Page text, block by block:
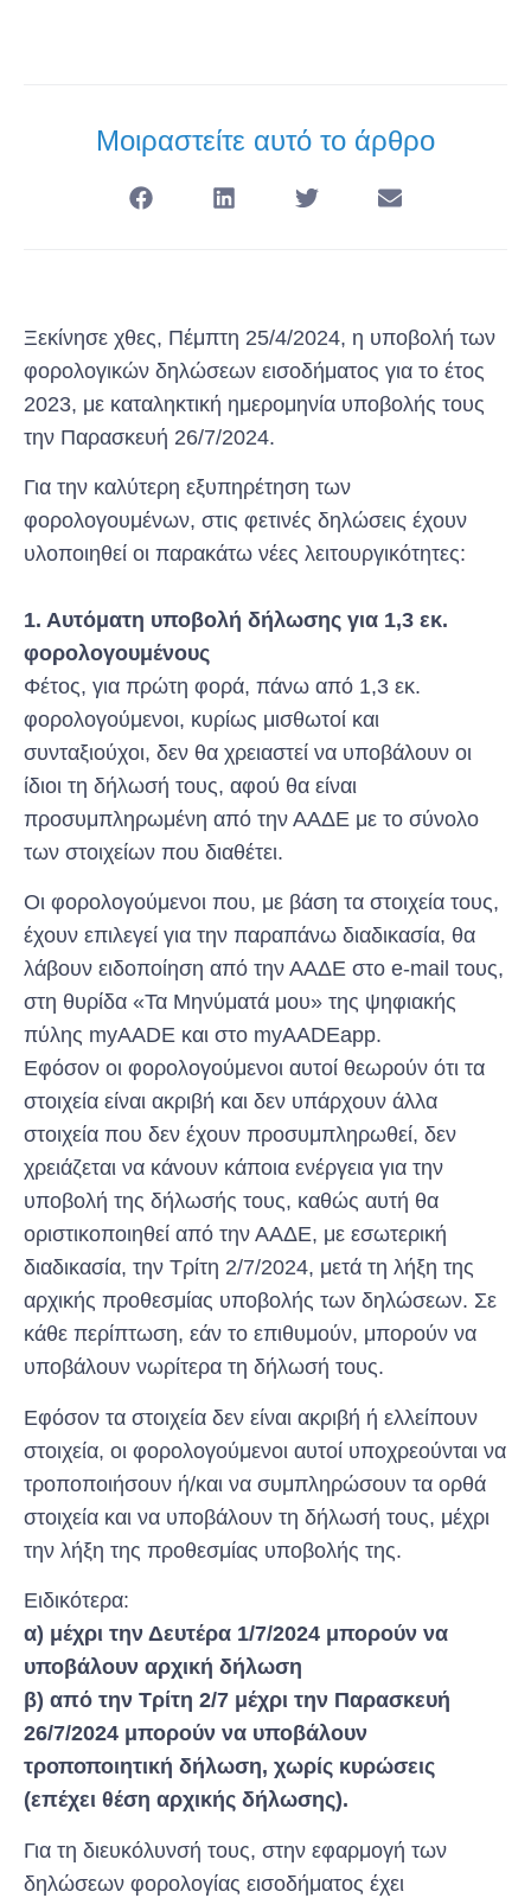
Μοιραστείτε αυτό το άρθρο
Ξεκίνησε χθες, Πέμπτη 25/4/2024, η υποβολή των
φορολογικών δηλώσεων εισοδήματος για το έτος
2023, με καταληκτική ημερομηνία υποβολής τους
την Παρασκευή 26/7/2024.
Για την καλύτερη εξυπηρέτηση των
φορολογουμένων, στις φετινές δηλώσεις έχουν
υλοποιηθεί οι παρακάτω νέες λειτουργικότητες:
1. Αυτόματη υποβολή δήλωσης για 1,3 εκ.
φορολογουμένους
Φέτος, για πρώτη φορά, πάνω από 1,3 εκ.
φορολογούμενοι, κυρίως μισθωτοί και
συνταξιούχοι, δεν θα χρειαστεί να υποβάλουν οι
ίδιοι τη δήλωσή τους, αφού θα είναι
προσυμπληρωμένη από την ΑΑΔΕ με το σύνολο
των στοιχείων που διαθέτει.
Οι φορολογούμενοι που, με βάση τα στοιχεία τους,
έχουν επιλεγεί για την παραπάνω διαδικασία, θα
λάβουν ειδοποίηση από την ΑΑΔΕ στο e-mail τους,
στη θυρίδα «Τα Μηνύματά μου» της ψηφιακής
πύλης myAADE και στο myAADEapp.
Εφόσον οι φορολογούμενοι αυτοί θεωρούν ότι τα
στοιχεία είναι ακριβή και δεν υπάρχουν άλλα
στοιχεία που δεν έχουν προσυμπληρωθεί, δεν
χρειάζεται να κάνουν κάποια ενέργεια για την
υποβολή της δήλωσής τους, καθώς αυτή θα
οριστικοποιηθεί από την ΑΑΔΕ, με εσωτερική
διαδικασία, την Τρίτη 2/7/2024, μετά τη λήξη της
αρχικής προθεσμίας υποβολής των δηλώσεων. Σε
κάθε περίπτωση, εάν το επιθυμούν, μπορούν να
υποβάλουν νωρίτερα τη δήλωσή τους.
Εφόσον τα στοιχεία δεν είναι ακριβή ή ελλείπουν
στοιχεία, οι φορολογούμενοι αυτοί υποχρεούνται να
τροποποιήσουν ή/και να συμπληρώσουν τα ορθά
στοιχεία και να υποβάλουν τη δήλωσή τους, μέχρι
την λήξη της προθεσμίας υποβολής της.
Ειδικότερα:
α) μέχρι την Δευτέρα 1/7/2024 μπορούν να
υποβάλουν αρχική δήλωση
β) από την Τρίτη 2/7 μέχρι την Παρασκευή
26/7/2024 μπορούν να υποβάλουν
τροποποιητική δήλωση, χωρίς κυρώσεις
(επέχει θέση αρχικής δήλωσης).
Για τη διευκόλυνσή τους, στην εφαρμογή των
δηλώσεων φορολογίας εισοδήματος έχει